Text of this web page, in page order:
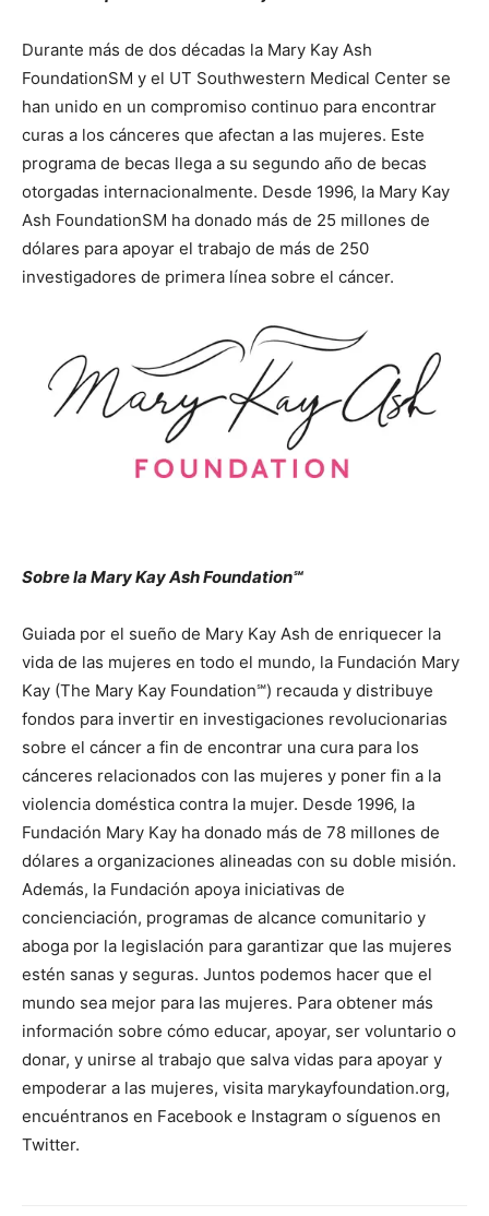
Durante más de dos décadas la Mary Kay Ash
FoundationSM y el UT Southwestern Medical Center se
han unido en un compromiso continuo para encontrar
curas a los cánceres que afectan a las mujeres. Este
programa de becas llega a su segundo año de becas
otorgadas internacionalmente. Desde 1996, la Mary Kay
Ash FoundationSM ha donado más de 25 millones de
dólares para apoyar el trabajo de más de 250
investigadores de primera línea sobre el cáncer.
Sobre la Mary Kay Ash Foundation℠
Guiada por el sueño de Mary Kay Ash de enriquecer la
vida de las mujeres en todo el mundo, la Fundación Mary
Kay (The Mary Kay Foundation℠) recauda y distribuye
fondos para invertir en investigaciones revolucionarias
sobre el cáncer a fin de encontrar una cura para los
cánceres relacionados con las mujeres y poner fin a la
violencia doméstica contra la mujer. Desde 1996, la
Fundación Mary Kay ha donado más de 78 millones de
dólares a organizaciones alineadas con su doble misión.
Además, la Fundación apoya iniciativas de
concienciación, programas de alcance comunitario y
aboga por la legislación para garantizar que las mujeres
estén sanas y seguras. Juntos podemos hacer que el
mundo sea mejor para las mujeres. Para obtener más
información sobre cómo educar, apoyar, ser voluntario o
donar, y unirse al trabajo que salva vidas para apoyar y
empoderar a las mujeres, visita marykayfoundation.org,
encuéntranos en Facebook e Instagram o síguenos en
Twitter.